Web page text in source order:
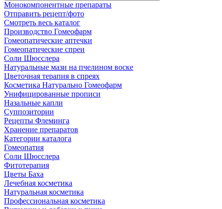
Монокомпонентные препараты
Отправить рецепт/фото
Смотреть весь каталог
Производство Гомеофарм
Гомеопатические аптечки
Гомеопатические спреи
Соли Шюсслера
Натуральные мази на пчелином воске
Цветочная терапия в спреях
Косметика Натурально Гомеофарм
Унифицированные прописи
Назальные капли
Суппозитории
Рецепты Флеминга
Хранение препаратов
Категории каталога
Гомеопатия
Соли Шюсслера
Фитотерапия
Цветы Баха
Лечебная косметика
Натуральная косметика
Профессиональная косметика